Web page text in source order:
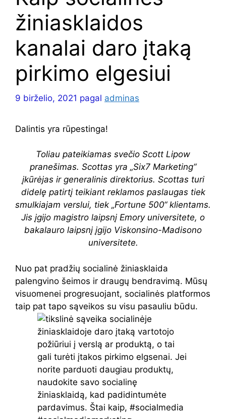
žiniasklaidos
kanalai daro įtaką
pirkimo elgesiui
9 birželio, 2021 pagal adminas
Dalintis yra rūpestinga!
Toliau pateikiamas svečio Scott Lipow
pranešimas. Scottas yra „Six7 Marketing“
įkūrėjas ir generalinis direktorius. Scottas turi
didelę patirtį teikiant reklamos paslaugas tiek
smulkiajam verslui, tiek „Fortune 500“ klientams.
Jis įgijo magistro laipsnį Emory universitete, o
bakalauro laipsnį įgijo Viskonsino-Madisono
universitete.
Nuo pat pradžių socialinė žiniasklaida
palengvino šeimos ir draugų bendravimą. Mūsų
visuomenei progresuojant, socialinės platformos
taip pat tapo sąveikos su visu pasauliu būdu.